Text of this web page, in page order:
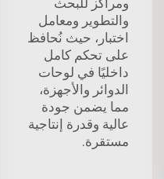
والتطوير ومعامل
اختبار، حيث نُحافظ
على تحكم كامل
داخليًا في لوحات
الدوائر والأجهزة،
مما يضمن جودة
عالية وقدرة إنتاجية
مستقرة.